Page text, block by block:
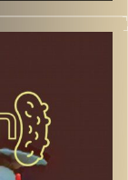
המערכת
דוד ופרופסור
קרדיט תמונות: